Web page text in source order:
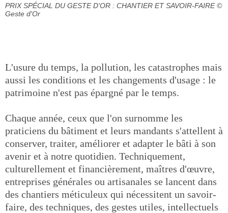
PRIX SPÉCIAL DU GESTE D'OR : CHANTIER ET SAVOIR-FAIRE ©
Geste d'Or
L'usure du temps, la pollution, les catastrophes mais
aussi les conditions et les changements d'usage : le
patrimoine n'est pas épargné par le temps.
Chaque année, ceux que l'on surnomme les
praticiens du bâtiment et leurs mandants s'attellent à
conserver, traiter, améliorer et adapter le bâti à son
avenir et à notre quotidien. Techniquement,
culturellement et financièrement, maîtres d'œuvre,
entreprises générales ou artisanales se lancent dans
des chantiers méticuleux qui nécessitent un savoir-
faire, des techniques, des gestes utiles, intellectuels